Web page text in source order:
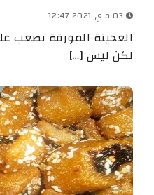
العجينة المورقة تصعب
لكن ليس […]